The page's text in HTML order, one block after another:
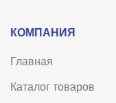
КОМПАНИЯ
Главная
Каталог товаров